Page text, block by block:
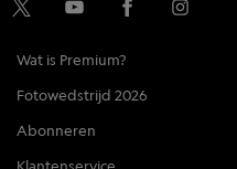
Wat is Premium?
Fotowedstrijd 2026
Abonneren